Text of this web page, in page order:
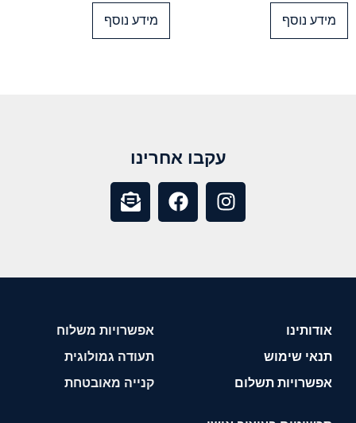
מידע נוסף מידע נוסף
עקבו אחרינו
אודותינו
תנאי שימוש
אפשרויות תשלום
אפשרויות משלוח
תעודה גמולוגית
קנייה מאובטחת